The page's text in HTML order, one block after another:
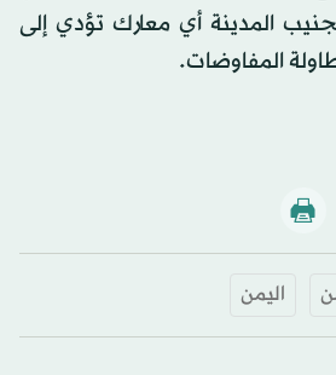
المدينة أي معارك تؤدي إلى
المفاوضات.
اليمن